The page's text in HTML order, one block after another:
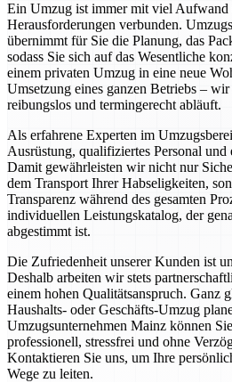
Ein Umzug ist immer mit viel Aufwand
Herausforderungen verbunden.
übernimmt für Sie die Planung, das
sodass Sie sich auf das Wesentliche
einem privaten Umzug in eine neue
Umsetzung eines ganzen Betriebs – wir
reibungslos und termingerecht abläuft.
Als erfahrene Experten im
Ausrüstung, qualifiziertes Personal und
Damit gewährleisten wir nicht nur
dem Transport Ihrer Habseligkeiten,
Transparenz während des gesamten
individuellen Leistungskatalog, der
abgestimmt ist.
Die Zufriedenheit unserer Kunden ist
Deshalb arbeiten wir stets
einem hohen Qualitätsanspruch. Ganz
Haushalts- oder Geschäfts-Umzug
Umzugsunternehmen Mainz können
professionell, stressfrei und ohne
Kontaktieren Sie uns, um Ihre
Wege zu leiten.